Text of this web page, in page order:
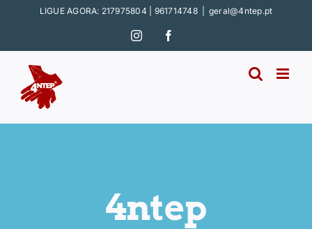
LIGUE AGORA: 217975804 | 961714748 geral@4ntep.pt
Instagram
4ntep